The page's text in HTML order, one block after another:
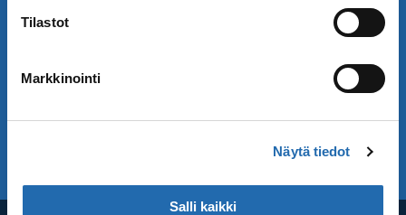
Tilastot
Markkinointi
Näytä tiedot
Salli kaikki
Minne matkustat seuraavaksi? Löydä meiltä
Tilaa Saga Matkojen uutiskirje! Vastaanota
uusimmat matkatarjouksemme ja matkavinkit.
UUTISKIRJEARKISTO